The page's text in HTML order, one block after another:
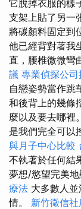
它脫掉衣服的樣
支架上貼了另一
將碳顏料固定到
他已經背對著我
直，腰椎微微彎
議 專業偵探公司
自戀姿勢當作跳
和後背上的幾條
麼以及要去哪裡
是我們完全可以
與月子中心比較
不執著於任何結
夢想/慾望完美
療法 大多數人
情。 新竹徵信